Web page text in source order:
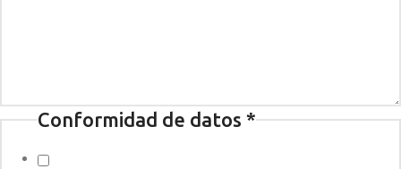
Conformidad de datos *